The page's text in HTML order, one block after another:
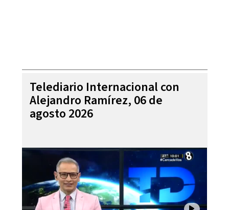
Telediario Internacional con
Alejandro Ramírez, 06 de
agosto 2026